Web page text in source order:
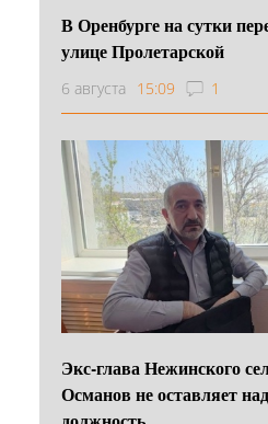
В Оренбурге на сутки
улице Пролетарской
6 августа 15:09 1
Экс-глава Нежинского
Османов не оставляет